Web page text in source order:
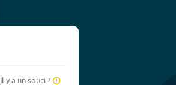
Il y a un souci ?